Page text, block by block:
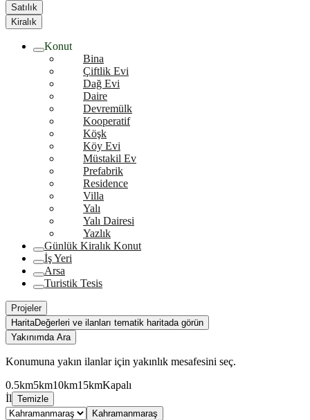
Satılık
Kiralık
Konut
Bina
Çiftlik Evi
Dağ Evi
Daire
Devremülk
Kooperatif
Köşk
Köy Evi
Müstakil Ev
Prefabrik
Residence
Villa
Yalı
Yalı Dairesi
Yazlık
Günlük Kiralık Konut
İş Yeri
Arsa
Turistik Tesis
Projeler
HaritaDeğerleri ve ilanları tematik haritada görün
Yakınımda Ara
Konumuna yakın ilanlar için yakınlık mesafesini seç.
0.5km5km10km15kmKapalı
İl Temizle
Kahramanmaraş